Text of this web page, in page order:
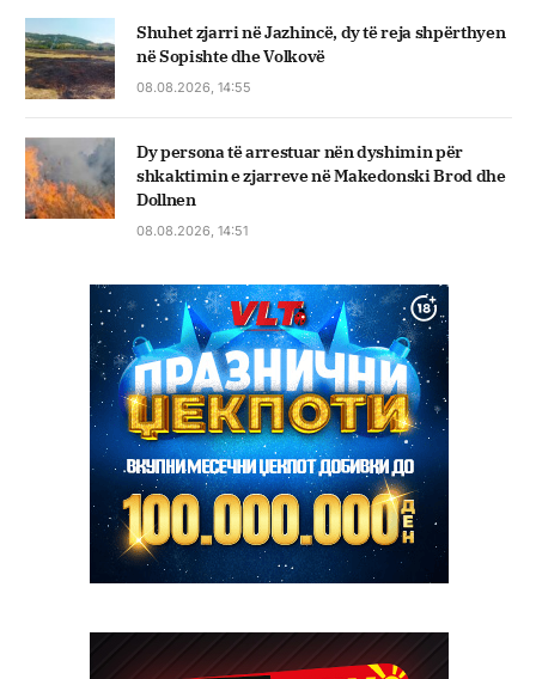
Shuhet zjarri në Jazhincë, dy të reja shpërthyen
në Sopishte dhe Volkovë
08.08.2026, 14:55
Dy persona të arrestuar nën dyshimin për
shkaktimin e zjarreve në Makedonski Brod dhe
Dollnen
08.08.2026, 14:51